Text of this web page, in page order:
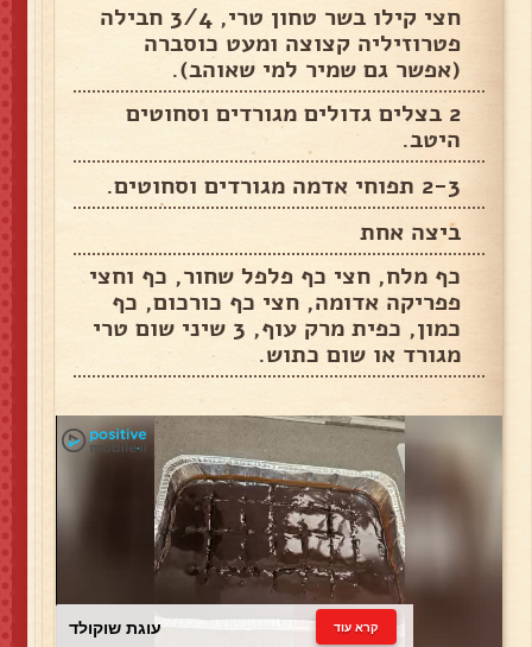
חצי קילו בשר טחון טרי, 3/4 חבילה
פטרוזיליה קצוצה ומעט כוסברה
(אפשר גם שמיר למי שאוהב).
2 בצלים גדולים מגורדים וסחוטים
היטב.
2-3 תפוחי אדמה מגורדים וסחוטים.
ביצה אחת
כף מלח, חצי כף פלפל שחור, כף וחצי
פפריקה אדומה, חצי כף כורכום, כף
כמון, כפית מרק עוף, 3 שיני שום טרי
מגורד או שום כתוש.
עוגת שוקולד קרא עוד